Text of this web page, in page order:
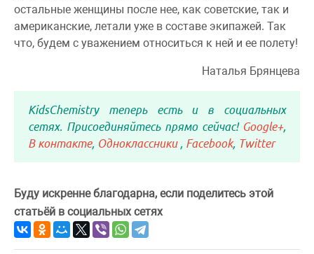
остальные женщины после нее, как советские, так и
американские, летали уже в составе экипажей. Так
что, будем с уважением относиться к ней и ее полету!
Наталья Брянцева
KidsChemistry теперь есть и в социальных
сетях. Присоединяйтесь прямо сейчас! Google+,
В контакте, Одноклассники , Facebook, Twitter
Буду искренне благодарна, если поделитесь этой
статьёй в социальных сетях